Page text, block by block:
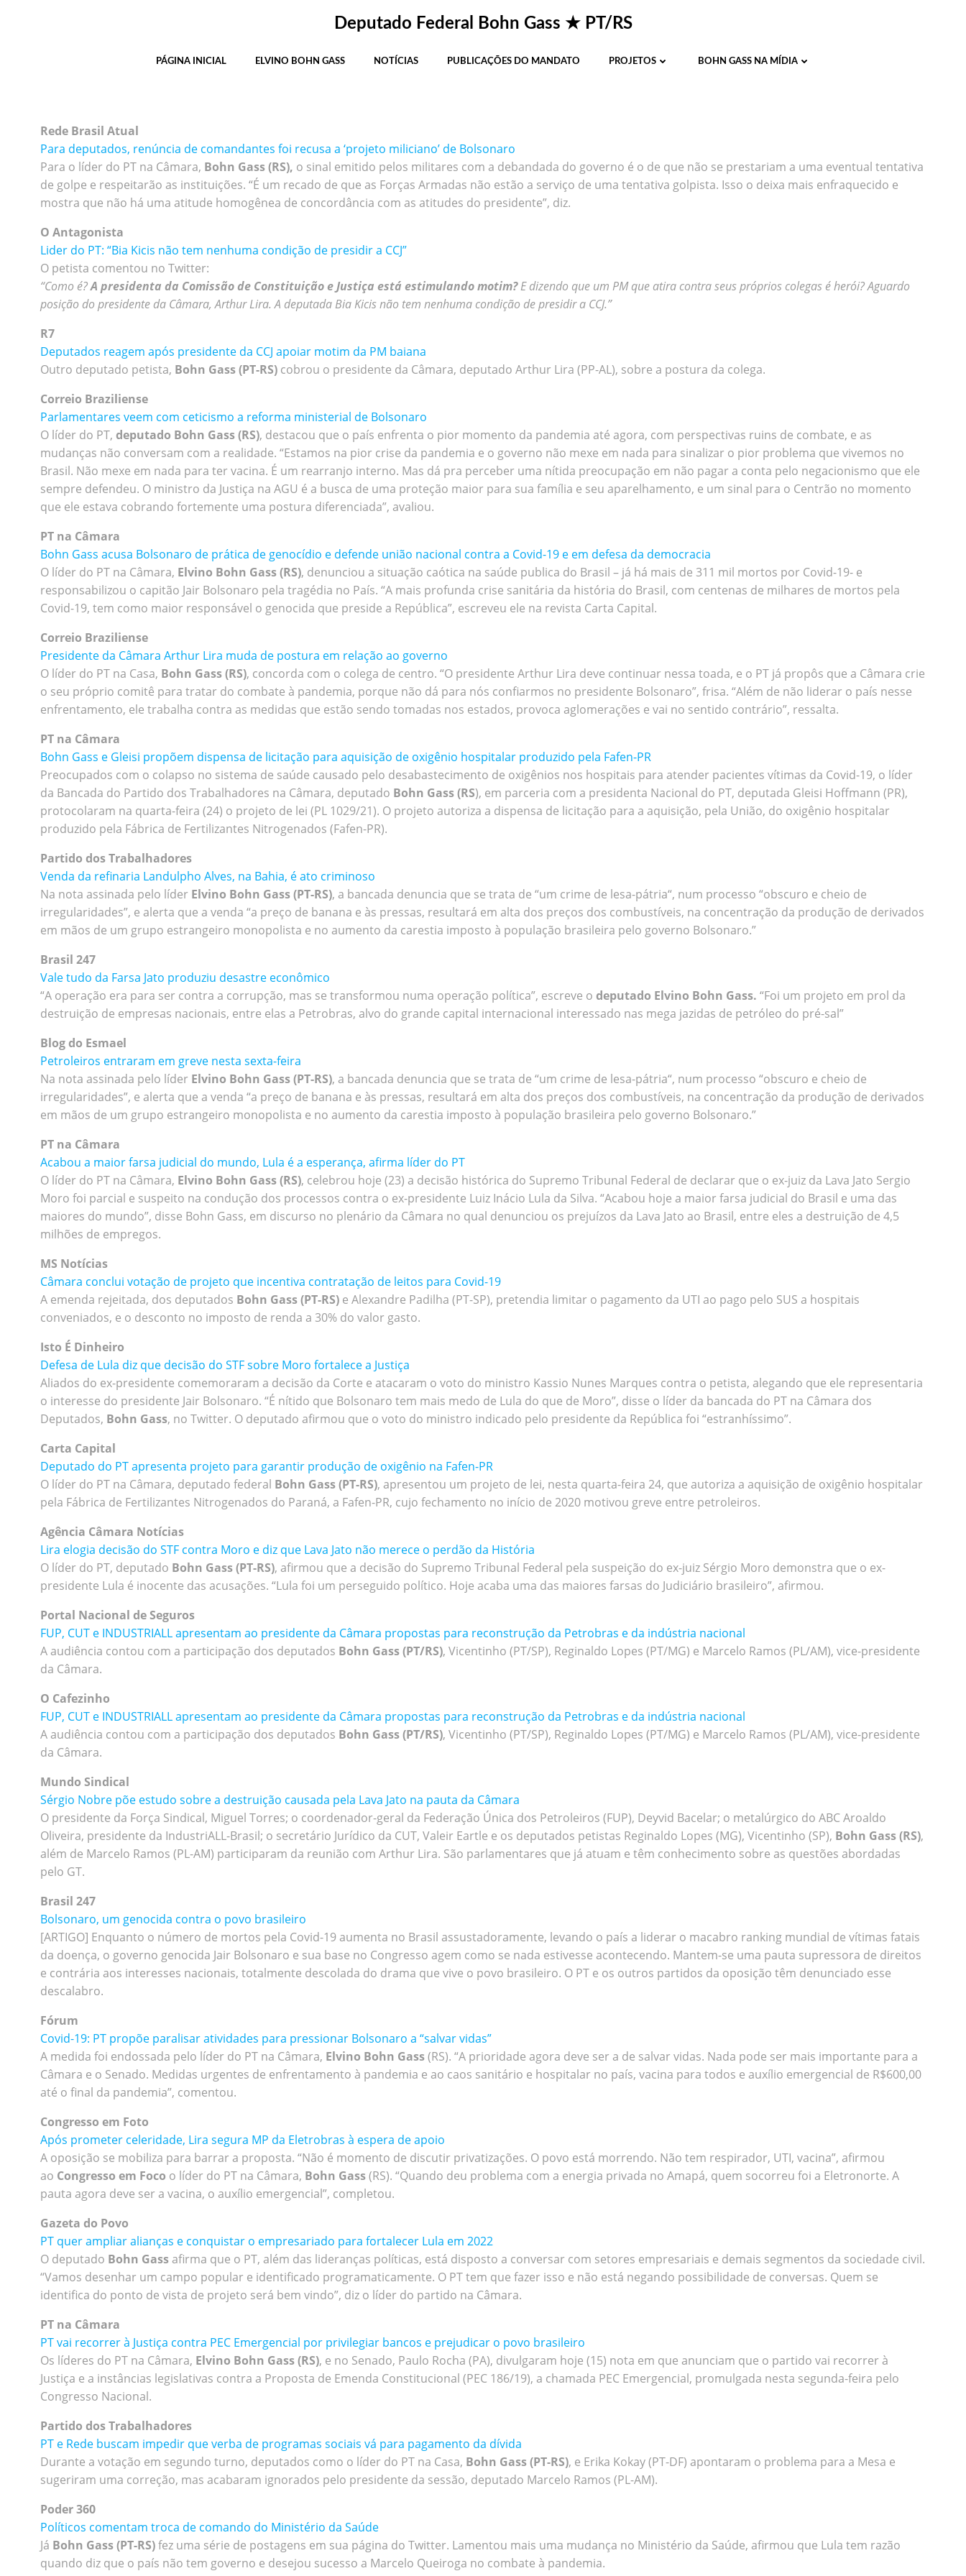
Deputado Federal Bohn Gass ★ PT/RS
PÁGINA INICIAL ELVINO BOHN GASS NOTÍCIAS PUBLICAÇÕES DO MANDATO PROJETOS BOHN GASS NA MÍDIA
Março 2021
Rede Brasil Atual
Para deputados, renúncia de comandantes foi recusa a ‘projeto miliciano’ de Bolsonaro
Para o líder do PT na Câmara, Bohn Gass (RS), o sinal emitido pelos militares com a debandada do governo é o de que não se prestariam a uma eventual tentativa
de golpe e respeitarão as instituições. “É um recado de que as Forças Armadas não estão a serviço de uma tentativa golpista. Isso o deixa mais enfraquecido e
mostra que não há uma atitude homogênea de concordância com as atitudes do presidente”, diz.
O Antagonista
Lider do PT: “Bia Kicis não tem nenhuma condição de presidir a CCJ”
O petista comentou no Twitter:
“Como é?A presidenta da Comissão de Constituição e Justiça está estimulando motim?E dizendo que um PM que atira contra seus próprios colegas é herói? Aguardo
posição do presidente da Câmara, Arthur Lira. A deputada Bia Kicis não tem nenhuma condição de presidir a CCJ.”
R7
Deputados reagem após presidente da CCJ apoiar motim da PM baiana
Outro deputado petista, Bohn Gass (PT-RS) cobrou o presidente da Câmara, deputado Arthur Lira (PP-AL), sobre a postura da colega.
Correio Braziliense
Parlamentares veem com ceticismo a reforma ministerial de Bolsonaro
O líder do PT, deputado Bohn Gass (RS), destacou que o país enfrenta o pior momento da pandemia até agora, com perspectivas ruins de combate, e as
mudanças não conversam com a realidade. “Estamos na pior crise da pandemia e o governo não mexe em nada para sinalizar o pior problema que vivemos no
Brasil. Não mexe em nada para ter vacina. É um rearranjo interno. Mas dá pra perceber uma nítida preocupação em não pagar a conta pelo negacionismo que ele
sempre defendeu. O ministro da Justiça na AGU é a busca de uma proteção maior para sua família e seu aparelhamento, e um sinal para o Centrão no momento
que ele estava cobrando fortemente uma postura diferenciada”, avaliou.
PT na Câmara
Bohn Gass acusa Bolsonaro de prática de genocídio e defende união nacional contra a Covid-19 e em defesa da democracia
O líder do PT na Câmara, Elvino Bohn Gass (RS), denunciou a situação caótica na saúde publica do Brasil – já há mais de 311 mil mortos por Covid-19- e
responsabilizou o capitão Jair Bolsonaro pela tragédia no País. “A mais profunda crise sanitária da história do Brasil, com centenas de milhares de mortos pela
Covid-19, tem como maior responsável o genocida que preside a República”, escreveu ele na revista Carta Capital.
Correio Braziliense
Presidente da Câmara Arthur Lira muda de postura em relação ao governo
O líder do PT na Casa, Bohn Gass (RS), concorda com o colega de centro. “O presidente Arthur Lira deve continuar nessa toada, e o PT já propôs que a Câmara crie
o seu próprio comitê para tratar do combate à pandemia, porque não dá para nós confiarmos no presidente Bolsonaro”, frisa. “Além de não liderar o país nesse
enfrentamento, ele trabalha contra as medidas que estão sendo tomadas nos estados, provoca aglomerações e vai no sentido contrário”, ressalta.
PT na Câmara
Bohn Gass e Gleisi propõem dispensa de licitação para aquisição de oxigênio hospitalar produzido pela Fafen-PR
Preocupados com o colapso no sistema de saúde causado pelo desabastecimento de oxigênios nos hospitais para atender pacientes vítimas da Covid-19, o líder
da Bancada do Partido dos Trabalhadores na Câmara, deputado Bohn Gass (RS), em parceria com a presidenta Nacional do PT, deputada Gleisi Hoffmann (PR),
protocolaram na quarta-feira (24) o projeto de lei (PL 1029/21). O projeto autoriza a dispensa de licitação para a aquisição, pela União, do oxigênio hospitalar
produzido pela Fábrica de Fertilizantes Nitrogenados (Fafen-PR).
Partido dos Trabalhadores
Venda da refinaria Landulpho Alves, na Bahia, é ato criminoso
Na nota assinada pelo líder Elvino Bohn Gass (PT-RS), a bancada denuncia que se trata de “um crime de lesa-pátria“, num processo “obscuro e cheio de
irregularidades”, e alerta que a venda “a preço de banana e às pressas, resultará em alta dos preços dos combustíveis, na concentração da produção de derivados
em mãos de um grupo estrangeiro monopolista e no aumento da carestia imposto à população brasileira pelo governo Bolsonaro.”
Brasil 247
Vale tudo da Farsa Jato produziu desastre econômico
“A operação era para ser contra a corrupção, mas se transformou numa operação política”, escreve o deputado Elvino Bohn Gass. “Foi um projeto em prol da
destruição de empresas nacionais, entre elas a Petrobras, alvo do grande capital internacional interessado nas mega jazidas de petróleo do pré-sal”
Blog do Esmael
Petroleiros entraram em greve nesta sexta-feira
Na nota assinada pelo líder Elvino Bohn Gass (PT-RS), a bancada denuncia que se trata de “um crime de lesa-pátria“, num processo “obscuro e cheio de
irregularidades”, e alerta que a venda “a preço de banana e às pressas, resultará em alta dos preços dos combustíveis, na concentração da produção de derivados
em mãos de um grupo estrangeiro monopolista e no aumento da carestia imposto à população brasileira pelo governo Bolsonaro.”
PT na Câmara
Acabou a maior farsa judicial do mundo, Lula é a esperança, afirma líder do PT
O líder do PT na Câmara, Elvino Bohn Gass (RS), celebrou hoje (23) a decisão histórica do Supremo Tribunal Federal de declarar que o ex-juiz da Lava Jato Sergio
Moro foi parcial e suspeito na condução dos processos contra o ex-presidente Luiz Inácio Lula da Silva. “Acabou hoje a maior farsa judicial do Brasil e uma das
maiores do mundo”, disse Bohn Gass, em discurso no plenário da Câmara no qual denunciou os prejuízos da Lava Jato ao Brasil, entre eles a destruição de 4,5
milhões de empregos.
MS Notícias
Câmara conclui votação de projeto que incentiva contratação de leitos para Covid-19
A emenda rejeitada, dos deputados Bohn Gass (PT-RS) e Alexandre Padilha (PT-SP), pretendia limitar o pagamento da UTI ao pago pelo SUS a hospitais
conveniados, e o desconto no imposto de renda a 30% do valor gasto.
Isto É Dinheiro
Defesa de Lula diz que decisão do STF sobre Moro fortalece a Justiça
Aliados do ex-presidente comemoraram a decisão da Corte e atacaram o voto do ministro Kassio Nunes Marques contra o petista, alegando que ele representaria
o interesse do presidente Jair Bolsonaro. “É nítido que Bolsonaro tem mais medo de Lula do que de Moro”, disse o líder da bancada do PT na Câmara dos
Deputados, Bohn Gass, no Twitter. O deputado afirmou que o voto do ministro indicado pelo presidente da República foi “estranhíssimo”.
Carta Capital
Deputado do PT apresenta projeto para garantir produção de oxigênio na Fafen-PR
O líder do PT na Câmara, deputado federal Bohn Gass (PT-RS), apresentou um projeto de lei, nesta quarta-feira 24, que autoriza a aquisição de oxigênio hospitalar
pela Fábrica de Fertilizantes Nitrogenados do Paraná, a Fafen-PR, cujo fechamento no início de 2020 motivou greve entre petroleiros.
Agência Câmara Notícias
Lira elogia decisão do STF contra Moro e diz que Lava Jato não merece o perdão da História
O líder do PT, deputado Bohn Gass (PT-RS), afirmou que a decisão do Supremo Tribunal Federal pela suspeição do ex-juiz Sérgio Moro demonstra que o ex-
presidente Lula é inocente das acusações. “Lula foi um perseguido político. Hoje acaba uma das maiores farsas do Judiciário brasileiro”, afirmou.
Portal Nacional de Seguros
FUP, CUT e INDUSTRIALL apresentam ao presidente da Câmara propostas para reconstrução da Petrobras e da indústria nacional
A audiência contou com a participação dos deputados Bohn Gass (PT/RS), Vicentinho (PT/SP), Reginaldo Lopes (PT/MG) e Marcelo Ramos (PL/AM), vice-presidente
da Câmara.
O Cafezinho
FUP, CUT e INDUSTRIALL apresentam ao presidente da Câmara propostas para reconstrução da Petrobras e da indústria nacional
A audiência contou com a participação dos deputados Bohn Gass (PT/RS), Vicentinho (PT/SP), Reginaldo Lopes (PT/MG) e Marcelo Ramos (PL/AM), vice-presidente
da Câmara.
Mundo Sindical
Sérgio Nobre põe estudo sobre a destruição causada pela Lava Jato na pauta da Câmara
O presidente da Força Sindical, Miguel Torres; o coordenador-geral da Federação Única dos Petroleiros (FUP), Deyvid Bacelar; o metalúrgico do ABC Aroaldo
Oliveira, presidente da IndustriALL-Brasil; o secretário Jurídico da CUT, Valeir Eartle e os deputados petistas Reginaldo Lopes (MG), Vicentinho (SP), Bohn Gass (RS),
além de Marcelo Ramos (PL-AM) participaram da reunião com Arthur Lira. São parlamentares que já atuam e têm conhecimento sobre as questões abordadas
pelo GT.
Brasil 247
Bolsonaro, um genocida contra o povo brasileiro
[ARTIGO] Enquanto o número de mortos pela Covid-19 aumenta no Brasil assustadoramente, levando o país a liderar o macabro ranking mundial de vítimas fatais
da doença, o governo genocida Jair Bolsonaro e sua base no Congresso agem como se nada estivesse acontecendo. Mantem-se uma pauta supressora de direitos
e contrária aos interesses nacionais, totalmente descolada do drama que vive o povo brasileiro. O PT e os outros partidos da oposição têm denunciado esse
descalabro.
Fórum
Covid-19: PT propõe paralisar atividades para pressionar Bolsonaro a “salvar vidas”
A medida foi endossada pelo líder do PT na Câmara, Elvino Bohn Gass(RS). “A prioridade agora deve ser a de salvar vidas. Nada pode ser mais importante para a
Câmara e o Senado. Medidas urgentes de enfrentamento à pandemia e ao caos sanitário e hospitalar no país, vacina para todos e auxílio emergencial de R$600,00
até o final da pandemia”, comentou.
Congresso em Foto
Após prometer celeridade, Lira segura MP da Eletrobras à espera de apoio
A oposição se mobiliza para barrar a proposta. “Não é momento de discutir privatizações. O povo está morrendo. Não tem respirador, UTI, vacina”, afirmou
ao Congresso em Foco o líder do PT na Câmara, Bohn Gass(RS). “Quando deu problema com a energia privada no Amapá, quem socorreu foi a Eletronorte. A
pauta agora deve ser a vacina, o auxílio emergencial”, completou.
Gazeta do Povo
PT quer ampliar alianças e conquistar o empresariado para fortalecer Lula em 2022
O deputado Bohn Gassafirma que o PT, além das lideranças políticas, está disposto a conversar com setores empresariais e demais segmentos da sociedade civil.
“Vamos desenhar um campo popular e identificado programaticamente. O PT tem que fazer isso e não está negando possibilidade de conversas. Quem se
identifica do ponto de vista de projeto será bem vindo”, diz o líder do partido na Câmara.
PT na Câmara
PT vai recorrer à Justiça contra PEC Emergencial por privilegiar bancos e prejudicar o povo brasileiro
Os líderes do PT na Câmara, Elvino Bohn Gass (RS), e no Senado, Paulo Rocha (PA), divulgaram hoje (15) nota em que anunciam que o partido vai recorrer à
Justiça e a instâncias legislativas contra a Proposta de Emenda Constitucional (PEC 186/19), a chamada PEC Emergencial, promulgada nesta segunda-feira pelo
Congresso Nacional.
Partido dos Trabalhadores
PT e Rede buscam impedir que verba de programas sociais vá para pagamento da dívida
Durante a votação em segundo turno, deputados como o líder do PT na Casa, Bohn Gass (PT-RS), e Erika Kokay (PT-DF) apontaram o problema para a Mesa e
sugeriram uma correção, mas acabaram ignorados pelo presidente da sessão, deputado Marcelo Ramos (PL-AM).
Poder 360
Políticos comentam troca de comando do Ministério da Saúde
Já Bohn Gass (PT-RS)fez uma série de postagens em sua página do Twitter. Lamentou mais uma mudança no Ministério da Saúde, afirmou que Lula tem razão
quando diz que o país não tem governo e desejou sucesso a Marcelo Queiroga no combate à pandemia.